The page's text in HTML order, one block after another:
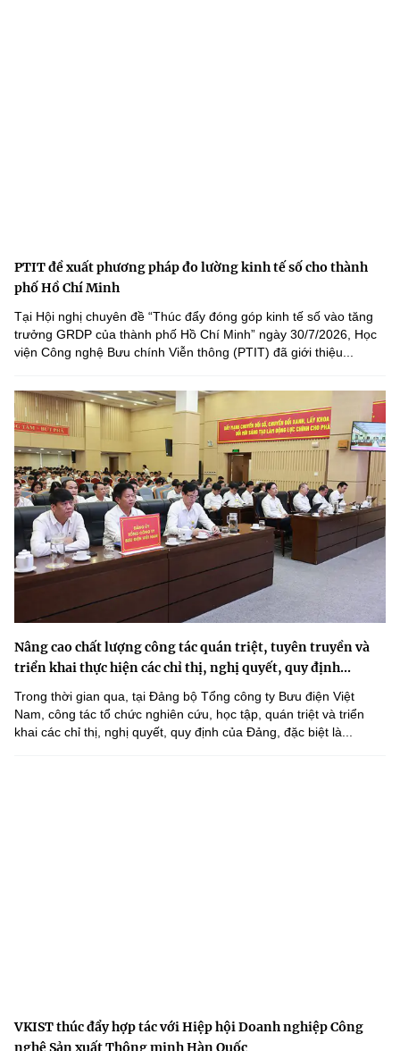
PTIT đề xuất phương pháp đo lường kinh tế số cho thành
phố Hồ Chí Minh
Tại Hội nghị chuyên đề “Thúc đẩy đóng góp kinh tế số vào tăng
trưởng GRDP của thành phố Hồ Chí Minh” ngày 30/7/2026, Học
viện Công nghệ Bưu chính Viễn thông (PTIT) đã giới thiệu...
Nâng cao chất lượng công tác quán triệt, tuyên truyền và
triển khai thực hiện các chỉ thị, nghị quyết, quy định...
Trong thời gian qua, tại Đảng bộ Tổng công ty Bưu điện Việt
Nam, công tác tổ chức nghiên cứu, học tập, quán triệt và triển
khai các chỉ thị, nghị quyết, quy định của Đảng, đặc biệt là...
VKIST thúc đẩy hợp tác với Hiệp hội Doanh nghiệp Công